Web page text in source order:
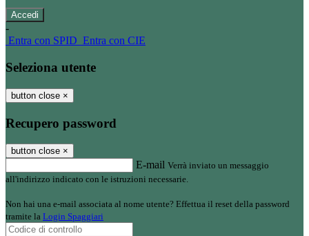
-
Entra con SPID Entra con CIE
Seleziona utente
button close ×
Recupero password
button close ×
E-mail Verrà inviato un messaggio
all'indirizzo indicato con le istruzioni necessarie.
Non hai una e-mail associata al nome utente? Effettua il reset della password
tramite la Login Spaggiari